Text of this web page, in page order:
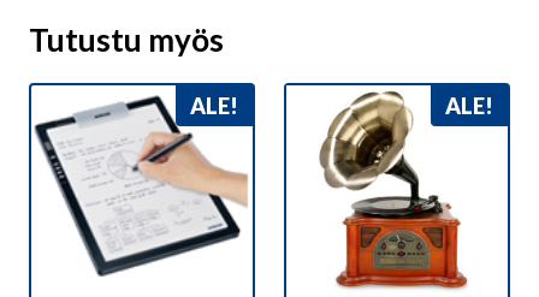
Tutustu myös
ALE! ALE!